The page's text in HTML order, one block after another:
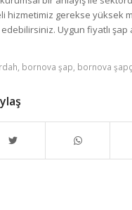
hizmetimiz gerekse yüksek
Uygun fiyatlı
bornova şap bornova